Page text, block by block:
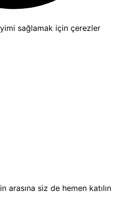
sağlamak için çerezler
arasına siz de hemen katılın